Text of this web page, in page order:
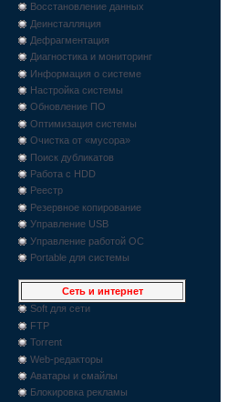
Восстановление данных
Деинсталляция
Дефрагментация
Диагностика и мониторинг
Информация о системе
Настройка системы
Обновление ПО
Оптимизация системы
Очистка от «мусора»
Поиск дубликатов
Работа с HDD
Реестр
Резервное копирование
Управление USB
Управление работой ОС
Portable для системы
Сеть и интернет
Soft для сети
FTP
Torrent
Web-редакторы
Аватары и смайлы
Блокировка рекламы